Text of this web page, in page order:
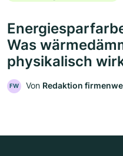
Was
physikalisch
FW Von Redaktion